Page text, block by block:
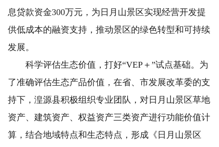
息贷款资金300万元，为日月山景区实现经营开发提
供低成本的融资支持，推动景区的绿色转型和可持续
发展。
科学评估生态价值，打好“VEP＋”试点基础。为
了准确评估生态产品价值，在省、市发展改革委的支
持下，湟源县积极组织专业团队，对日月山景区草地
资产、建筑资产、权益资产三类资产进行功能价值计
算，结合地域特点和生态特点，形成《日月山景区